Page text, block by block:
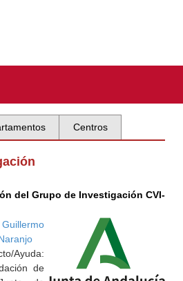
Centros
del Grupo de Investigación CVI-
Guillermo
Ayuda:
de